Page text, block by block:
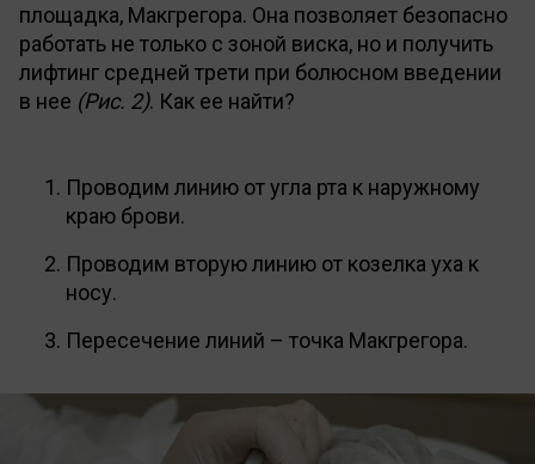
площадка, Макгрегора. Она позволяет безопасно
работать не только с зоной виска, но и получить
лифтинг средней трети при болюсном введении
в нее (Рис. 2). Как ее найти?
Проводим линию от угла рта к наружному
краю брови.
Проводим вторую линию от козелка уха к
носу.
Пересечение линий – точка Макгрегора.